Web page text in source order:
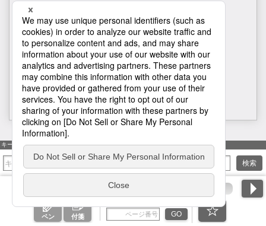
1
キーワード検索
検索
ペン 付箋 GO